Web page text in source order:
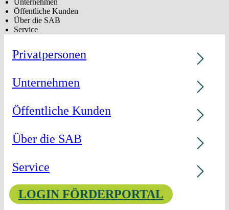
Öffentliche Kunden
Über die SAB
Service
Privatpersonen
Unternehmen
Öffentliche Kunden
Über die SAB
Service
LOGIN FÖRDERPORTAL